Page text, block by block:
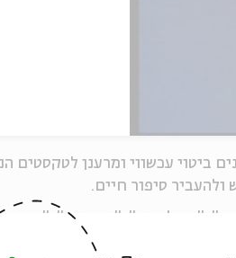
ביטוי עכשווי ומרענן לטקסטים
ולהעביר סיפור חיים.
"ובכל זאת", "את ואני", "שיר
"זה עובר".